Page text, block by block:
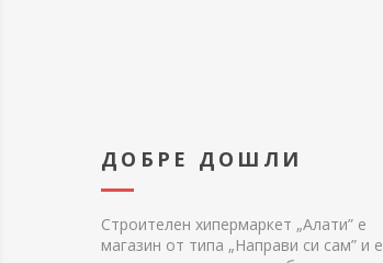
ДОБРЕ ДОШЛИ
Строителен хипермаркет „Алати” е
магазин от типа „Направи си сам” и е